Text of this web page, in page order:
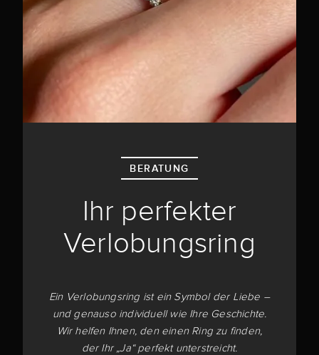
BERATUNG
Ihr perfekter
Verlobungsring
Ein Verlobungsring ist ein Symbol der Liebe –
und genauso individuell wie Ihre Geschichte.
Wir helfen Ihnen, den einen Ring zu finden,
der Ihr „Ja“ perfekt unterstreicht.